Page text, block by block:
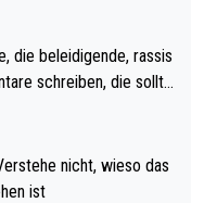
bei Archie Self letzt
Weltmeister durch
Mitchel sich das (in Ve
die PDC-WM als Zi
die beleidigende, rassis
schreiben, die sollte
mich: Luke Little
Social Media GvV p
öfters mal gegen Ric
nicht, wieso das
ist